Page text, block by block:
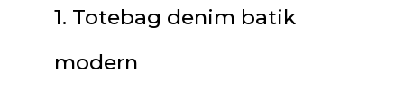
1. Totebag denim batik
modern